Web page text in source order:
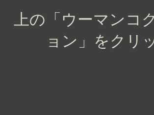
上の「ウーマンコ
ョン」をクリ